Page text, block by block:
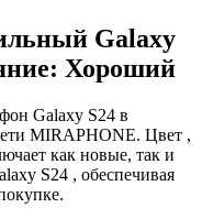
Galaxy
Хороший
Galaxy S24 в
MIRAPHONE. Цвет ,
как новые, так и
S24 , обеспечивая